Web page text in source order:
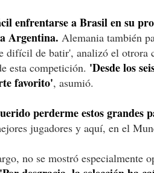
enfrentarse a Brasil en su
Argentina. Alemania también
difícil de batir', analizó el otrora
esta competición. 'Desde los
favorito', asumió.
perderme estos grandes
jugadores y aquí, en el
no se mostró especialmente